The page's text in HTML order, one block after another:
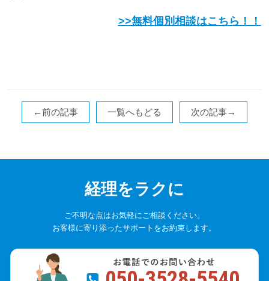
>>無料個別相談はこちら！！
←前の記事 一覧へもどる 次の記事→
経理をラクに
ご不明な点はお気軽にご相談ください。
お客様に寄り添ったサポートをお約束します。